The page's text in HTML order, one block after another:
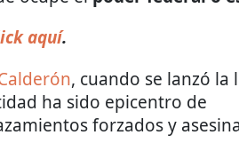
aquí.
, cuando se lanzó la
ha sido epicentro de
forzados y